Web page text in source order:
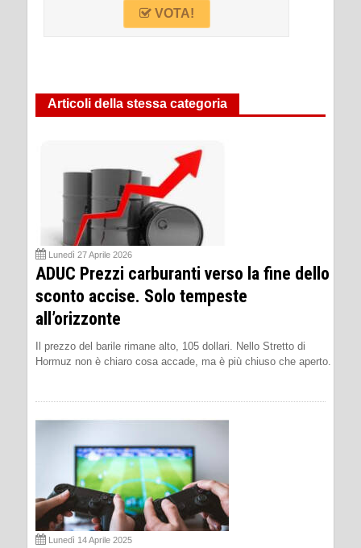
VOTA!
Articoli della stessa categoria
Lunedì 27 Aprile 2026
ADUC Prezzi carburanti verso la fine dello
sconto accise. Solo tempeste
all’orizzonte
Il prezzo del barile rimane alto, 105 dollari. Nello Stretto di
Hormuz non è chiaro cosa accade, ma è più chiuso che aperto.
Lunedì 14 Aprile 2025